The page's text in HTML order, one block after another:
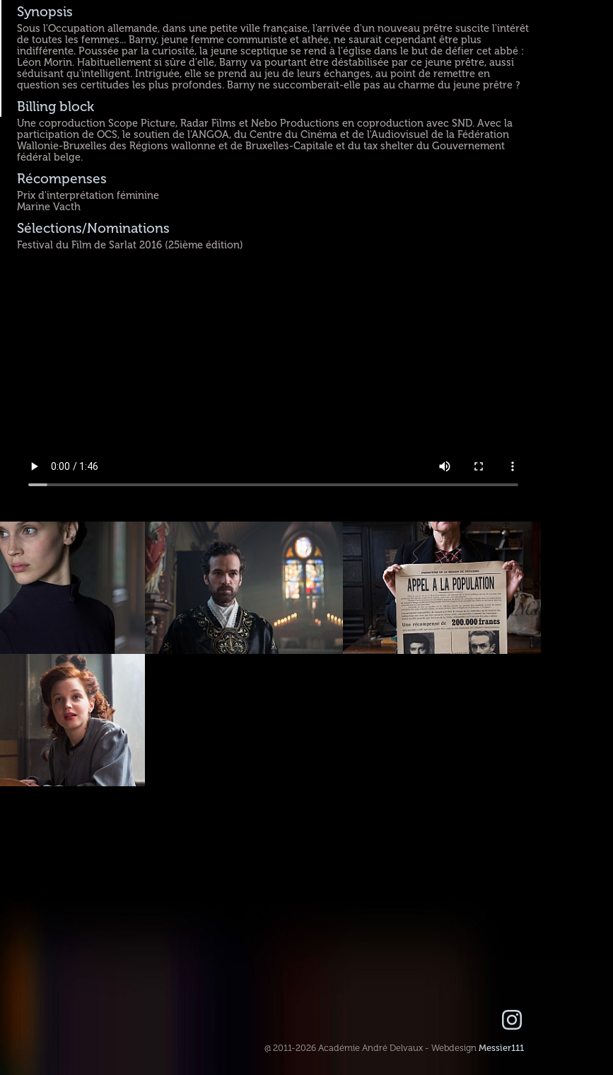
Synopsis
Sous l'Occupation allemande, dans une petite ville française, l'arrivée d'un nouveau prêtre suscite l'intérêt
de toutes les femmes... Barny, jeune femme communiste et athée, ne saurait cependant être plus
indifférente. Poussée par la curiosité, la jeune sceptique se rend à l'église dans le but de défier cet abbé :
Léon Morin. Habituellement si sûre d'elle, Barny va pourtant être déstabilisée par ce jeune prêtre, aussi
séduisant qu'intelligent. Intriguée, elle se prend au jeu de leurs échanges, au point de remettre en
question ses certitudes les plus profondes. Barny ne succomberait-elle pas au charme du jeune prêtre ?
Billing block
Une coproduction Scope Picture, Radar Films et Nebo Productions en coproduction avec SND. Avec la
participation de OCS, le soutien de l'ANGOA, du Centre du Cinéma et de l'Audiovisuel de la Fédération
Wallonie-Bruxelles des Régions wallonne et de Bruxelles-Capitale et du tax shelter du Gouvernement
fédéral belge.
Récompenses
Prix d'interprétation féminine
Marine Vacth
Sélections/Nominations
Festival du Film de Sarlat 2016 (25ième édition)
@ 2011-2026 Académie André Delvaux - WebdesignMessier111